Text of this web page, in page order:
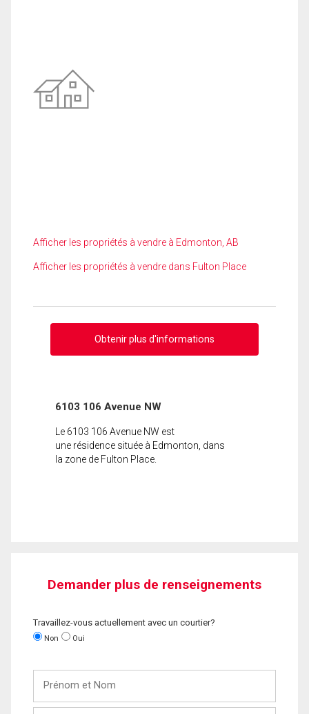
Afficher les propriétés à vendre à Edmonton, AB
Afficher les propriétés à vendre dans Fulton Place
Obtenir plus d'informations
6103 106 Avenue NW
Le 6103 106 Avenue NW est
une résidence située à Edmonton, dans
la zone de Fulton Place.
Demander plus de renseignements
Travaillez-vous actuellement avec un courtier?
Non Oui
Nom